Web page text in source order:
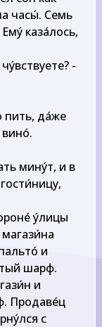
часы́. Семь
каза́лось,
-
пить, да́же
мину́т, и в
у́лицы
и
шарф.
и
Продаве́ц
с